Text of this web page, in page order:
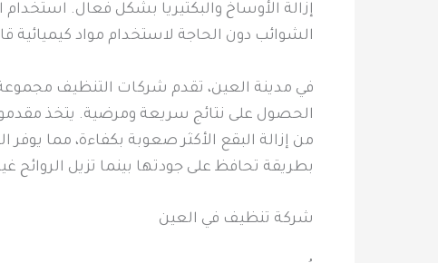
إزالة الأوساخ والبكتيريا بشكل فعال. استخدام
الشوائب دون الحاجة لاستخدام مواد كيميائية
في مدينة العين، تقدم شركات التنظيف
الحصول على نتائج سريعة ومرضية. يتخذ
من إزالة البقع الأكثر صعوبة بكفاءة، مما
بطريقة تحافظ على جودتها بينما تزيل الروائح
شركة تنظيف في العين